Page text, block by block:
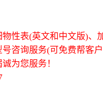
性表(英文和中文版)、
咨询服务(可免费帮客
为您服务！